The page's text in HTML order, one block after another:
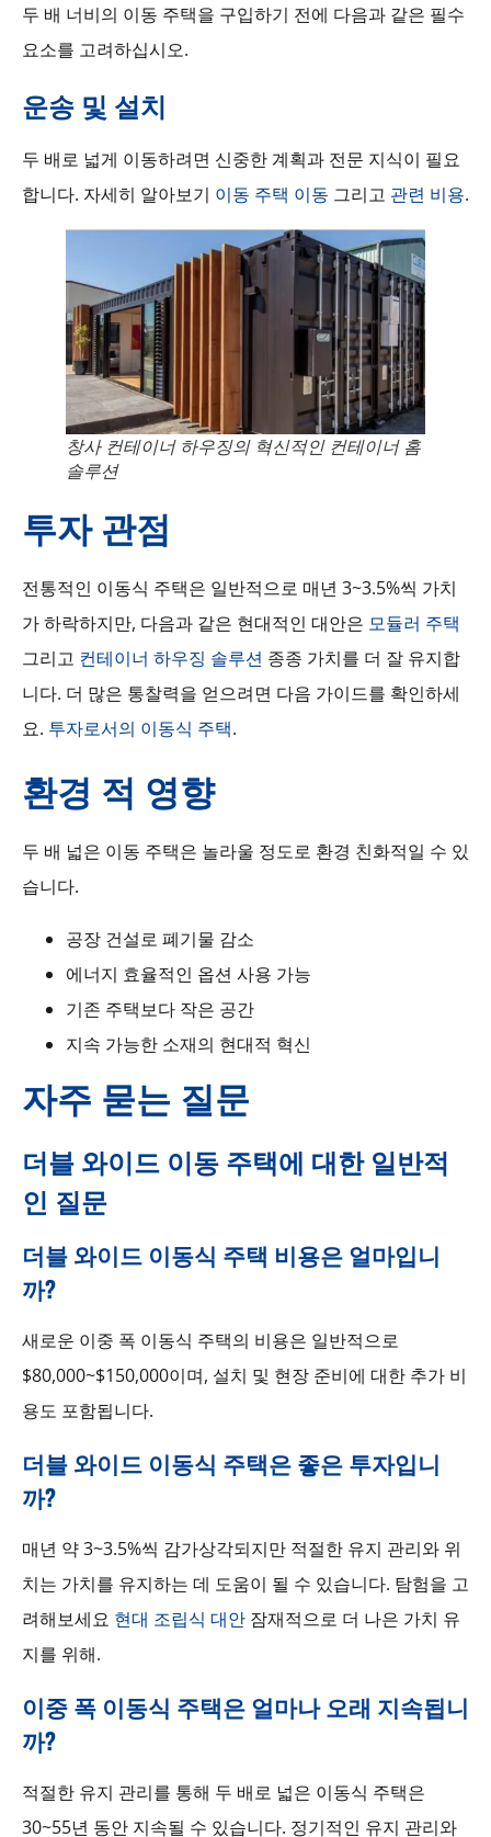
두 배 너비의 이동 주택을 구입하기 전에 다음과 같은 필수
요소를 고려하십시오.
운송 및 설치
두 배로 넓게 이동하려면 신중한 계획과 전문 지식이 필요
합니다. 자세히 알아보기 이동 주택 이동 그리고 관련 비용.
창사 컨테이너 하우징의 혁신적인 컨테이너 홈
솔루션
투자 관점
전통적인 이동식 주택은 일반적으로 매년 3~3.5%씩 가치
가 하락하지만, 다음과 같은 현대적인 대안은 모듈러 주택
그리고 컨테이너 하우징 솔루션 종종 가치를 더 잘 유지합
니다. 더 많은 통찰력을 얻으려면 다음 가이드를 확인하세
요. 투자로서의 이동식 주택.
환경 적 영향
두 배 넓은 이동 주택은 놀라울 정도로 환경 친화적일 수 있
습니다.
공장 건설로 폐기물 감소
에너지 효율적인 옵션 사용 가능
기존 주택보다 작은 공간
지속 가능한 소재의 현대적 혁신
자주 묻는 질문
더블 와이드 이동 주택에 대한 일반적
인 질문
더블 와이드 이동식 주택 비용은 얼마입니
까?
새로운 이중 폭 이동식 주택의 비용은 일반적으로
$80,000~$150,000이며, 설치 및 현장 준비에 대한 추가 비
용도 포함됩니다.
더블 와이드 이동식 주택은 좋은 투자입니
까?
매년 약 3~3.5%씩 감가상각되지만 적절한 유지 관리와 위
치는 가치를 유지하는 데 도움이 될 수 있습니다. 탐험을 고
려해보세요 현대 조립식 대안 잠재적으로 더 나은 가치 유
지를 위해.
이중 폭 이동식 주택은 얼마나 오래 지속됩니
까?
적절한 유지 관리를 통해 두 배로 넓은 이동식 주택은
30~55년 동안 지속될 수 있습니다. 정기적인 유지 관리와